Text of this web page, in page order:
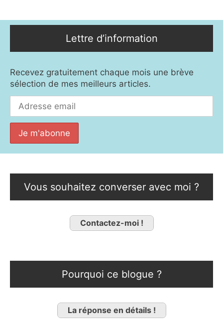
Lettre d’information
Recevez gratuitement chaque mois une brève
sélection de mes meilleurs articles.
Vous souhaitez converser avec moi ?
Contactez-moi !
Pourquoi ce blogue ?
La réponse en détails !